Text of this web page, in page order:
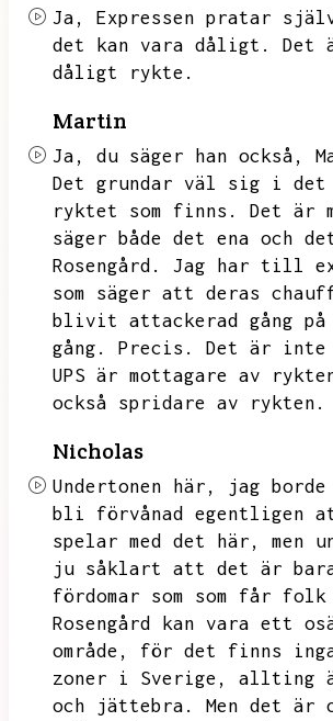
Ja,
Expressen pratar
det kan vara dåligt.
Det
dåligt rykte.
Martin
Ja, du säger han också,
Det grundar väl sig i det
ryktet som finns.
Det är
säger både det ena och
Rosengård.
Jag har till
som säger att deras
blivit attackerad gång på
gång.
Precis.
Det är inte
UPS är mottagare av
också spridare av rykten.
Nicholas
Undertonen här,
jag
bli förvånad egentligen
spelar med det här,
men
ju såklart att det är
fördomar som som får
Rosengård kan vara ett
område,
för det finns
zoner i Sverige,
allting
och jättebra.
Men det är